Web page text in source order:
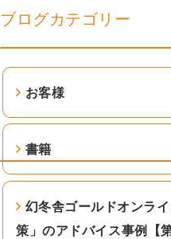
ブログカテゴリー
お客様
書籍
幻冬舎ゴールドオンラ
策」のアドバイス事例【